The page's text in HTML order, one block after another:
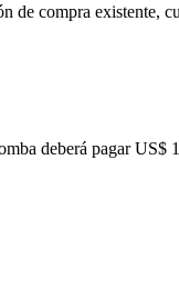
de compra existente,
deberá pagar US$